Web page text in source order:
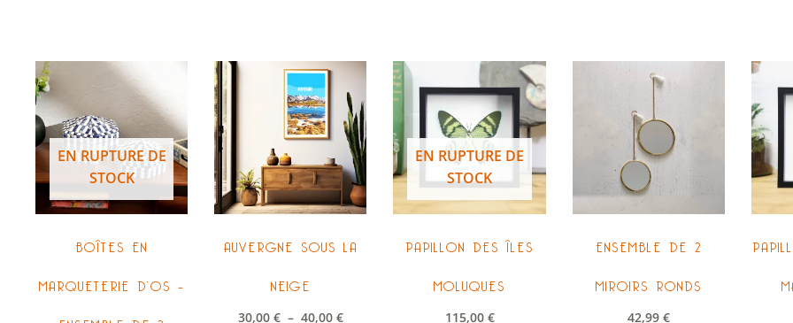
EN RUPTURE DE
STOCK
BOÎTES EN
MARQUETERIE D’OS –
AUVERGNE SOUS LA
NEIGE
30,00 € – 40,00 €
Plage
prix :
30,00 €
à
40,00 €
Ce
produit
a
plusieurs
variations.
Les
options
EN RUPTURE DE
STOCK
PAPILLON DES ÎLES
MOLUQUES
115,00 €
ENSEMBLE DE 2
MIROIRS RONDS
42,99 €